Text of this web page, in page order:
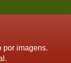
por imagens.